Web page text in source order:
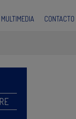
MULTIMEDIA CONTACTO